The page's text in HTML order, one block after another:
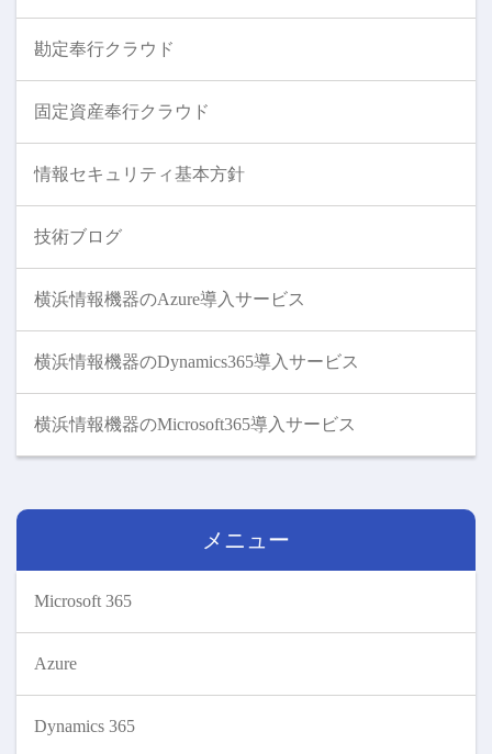
勘定奉行クラウド
固定資産奉行クラウド
情報セキュリティ基本方針
技術ブログ
横浜情報機器のAzure導入サービス
横浜情報機器のDynamics365導入サービス
横浜情報機器のMicrosoft365導入サービス
メニュー
Microsoft 365
Azure
Dynamics 365